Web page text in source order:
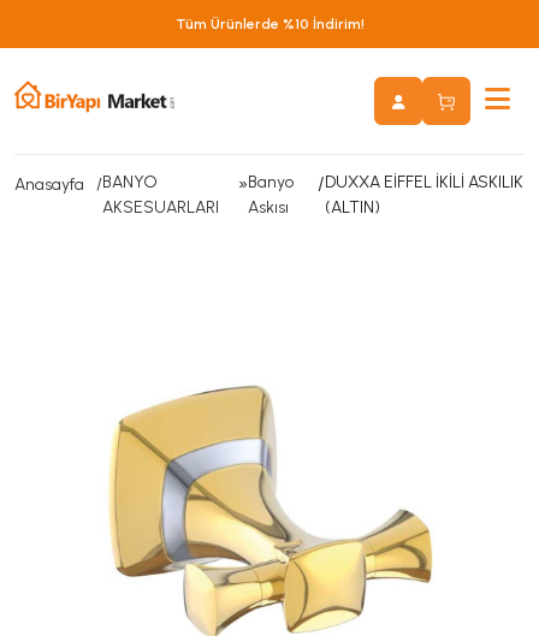
Tüm Ürünlerde %10 İndirim!
Anasayfa
BANYO
AKSESUARLARI
»Banyo
Askısı
/DUXXA EİFFEL İKİLİ ASKILIK
(ALTIN)